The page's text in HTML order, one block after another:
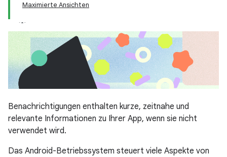
Maximierte Ansichten
Benachrichtigungen enthalten kurze, zeitnahe und
relevante Informationen zu Ihrer App, wenn sie nicht
verwendet wird.
Das Android-Betriebssystem steuert viele Aspekte von